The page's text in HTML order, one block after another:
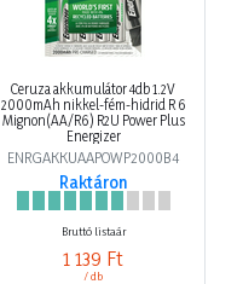
Ceruza akkumulátor 4db 1.2V
2000mAh nikkel-fém-hidrid R 6
Mignon(AA/R6) R2U Power Plus
Energizer
ENRGAKKUAAPOWP2000B4
Raktáron
Bruttó listaár
1 139 Ft
/ db